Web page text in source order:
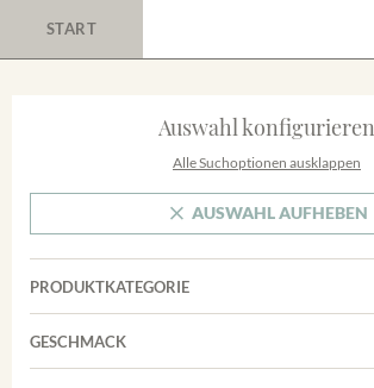
START
Auswahl konfigurieren
Alle Suchoptionen ausklappen
AUSWAHL AUFHEBEN
PRODUKTKATEGORIE
Cuvées
GESCHMACK
Trocken